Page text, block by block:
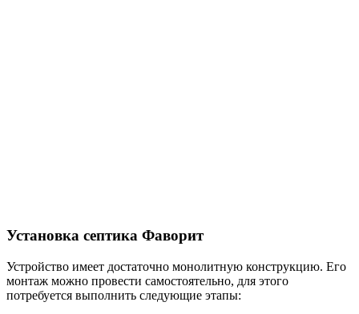
Установка септика Фаворит
Устройство имеет достаточно монолитную конструкцию. Его
монтаж можно провести самостоятельно, для этого
потребуется выполнить следующие этапы: